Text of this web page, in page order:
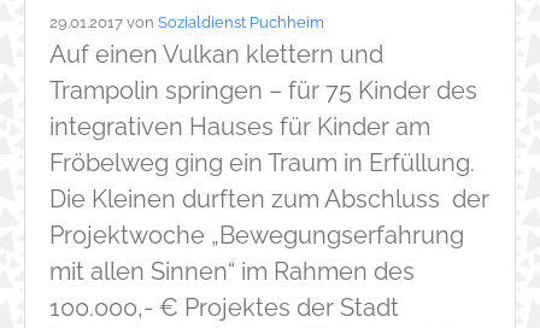
29.01.2017 von Sozialdienst Puchheim
Auf einen Vulkan klettern und
Trampolin springen – für 75 Kinder des
integrativen Hauses für Kinder am
Fröbelweg ging ein Traum in Erfüllung.
Die Kleinen durften zum Abschluss der
Projektwoche „Bewegungserfahrung
mit allen Sinnen“ im Rahmen des
100.000,- € Projektes der Stadt